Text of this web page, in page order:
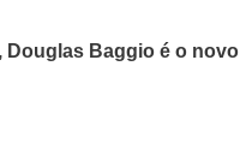
Douglas Baggio é o novo